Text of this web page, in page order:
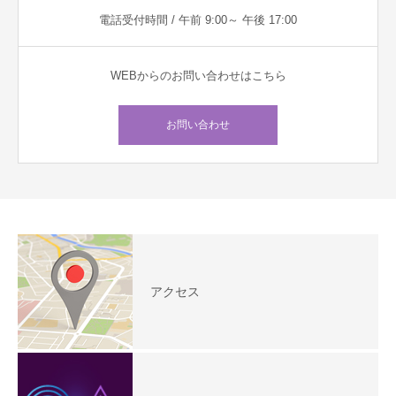
電話受付時間 / 午前 9:00～ 午後 17:00
WEBからのお問い合わせはこちら
お問い合わせ
アクセス